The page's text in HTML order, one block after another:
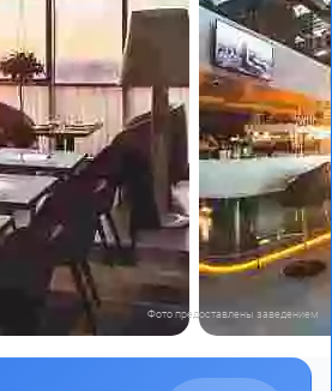
Фото предоставлены заведением